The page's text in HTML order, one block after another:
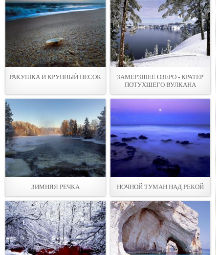
РАКУШКА И КРУПНЫЙ ПЕСОК
ЗАМЁРЗШЕЕ ОЗЕРО - КРАТЕР
ПОТУХШЕГО ВУЛКАНА
ЗИМНЯЯ РЕЧКА НОЧНОЙ ТУМАН НАД РЕКОЙ